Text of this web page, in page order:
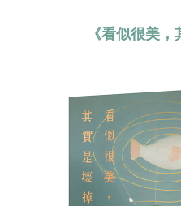
《看似很美，